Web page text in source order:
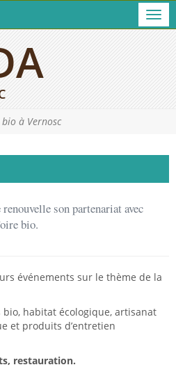
à Vernosc
son partenariat avec
bio.
événements sur le thème de la
habitat écologique, artisanat
et produits d’entretien
restauration.